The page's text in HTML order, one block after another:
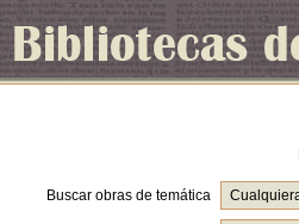
Buscar obras de temática